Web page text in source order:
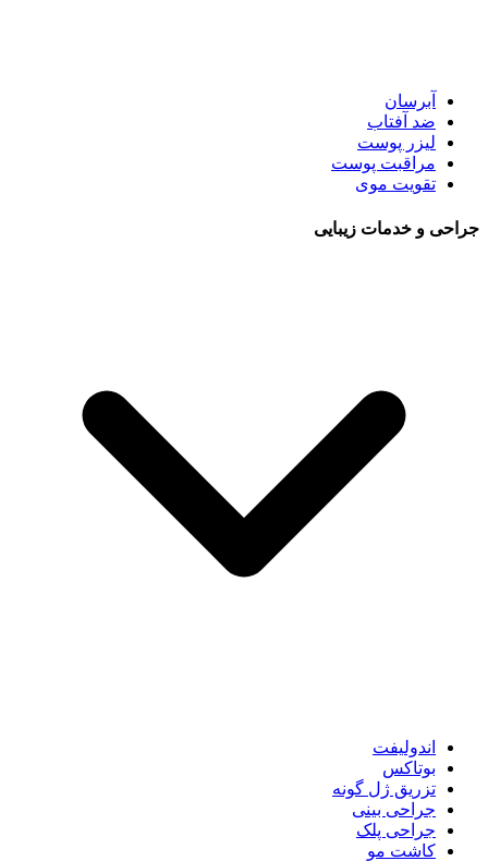
آبرسان
ضد آفتاب
لیزر پوست
مراقبت پوست
تقویت موی
جراحی و خدمات زیبایی
اندولیفت
بوتاکس
تزریق ژل گونه
جراحی بینی
جراحی پلک
کاشت مو